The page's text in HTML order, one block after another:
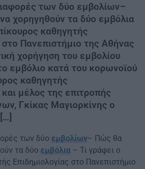
των δύο εμβολίων–
χορηγηθούν τα δύο εμβόλια
καθηγητής
στο Πανεπιστήμιο της Αθήνας
χορήγηση του εμβολίου
εμβόλιο κατά του κορωνοϊού
καθηγητής
και μέλος της επιτροπής
Γκίκας Μαγιορκίνης ο
των δύο εμβολίων– Πώς θα
τα δύο εμβόλια – Τι γράφει ο
Επιδημιολογίας στο Πανεπιστήμιο